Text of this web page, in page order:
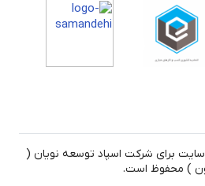
برای شرکت اسپاد توسعه نویان (
) محفوظ است.